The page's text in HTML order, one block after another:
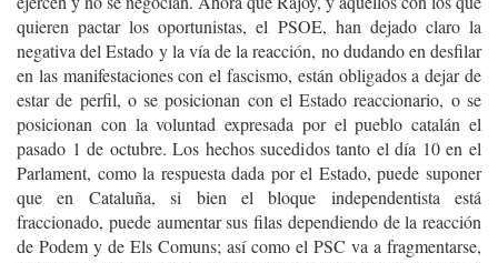
quieren pactar los oportunistas, el PSOE, han dejado claro la
negativa del Estado y la vía de la reacción, no dudando en desfilar
en las manifestaciones con el fascismo, están obligados a dejar de
estar de perfil, o se posicionan con el Estado reaccionario, o se
posicionan con la voluntad expresada por el pueblo catalán el
pasado 1 de octubre. Los hechos sucedidos tanto el día 10 en el
Parlament, como la respuesta dada por el Estado, puede suponer
que en Cataluña, si bien el bloque independentista está
fraccionado, puede aumentar sus filas dependiendo de la reacción
de Podem y de Els Comuns; así como el PSC va a fragmentarse,